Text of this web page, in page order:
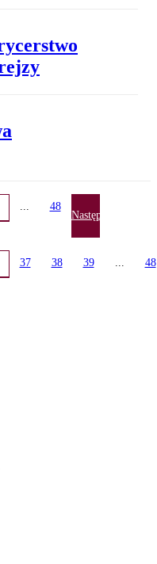
48
Następna
37 38 39 48